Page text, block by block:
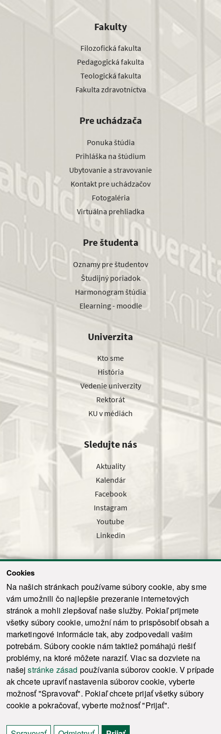
Cookies
Na našich stránkach používame súbory cookie, aby sme
vám umožnili čo najlepšie prezeranie internetových
stránok a mohli zlepšovať naše služby. Pokiaľ prijmete
všetky súbory cookie, umožní nám to prispôsobiť obsah a
marketingové informácie tak, aby zodpovedali vašim
potrebám. Súbory cookie nám taktiež pomáhajú riešiť
problémy, na ktoré môžete naraziť. Viac sa dozviete na
našejstránke zásad používania súborov cookie. V prípade
ak chcete upraviť nastavenia súborov cookie, vyberte
možnosť "Spravovať". Pokiaľ chcete prijať všetky súbory
cookie a pokračovať, vyberte možnosť "Prijať".
Fakulty
Filozofická fakulta
Pedagogická fakulta
Teologická fakulta
Fakulta zdravotníctva
Pre uchádzača
Ponuka štúdia
Prihláška na štúdium
Ubytovanie a stravovanie
Kontakt pre uchádzačov
Fotogaléria
Virtuálna prehliadka
Pre študenta
Oznamy pre študentov
Študijný poriadok
Harmonogram štúdia
Elearning - moodle
Univerzita
Kto sme
História
Vedenie univerzity
Rektorát
KU v médiách
Sledujte nás
Aktuality
Kalendár
Facebook
Instagram
Youtube
Linkedin
Odoslať
© 2021-2026 ku.sk. Všetky práva vyhradené. | Ochrana osobných údajov
Vyhlásenie o prístupnosti |
Admin
This site is protected by reCAPTCHA and the Google Privacy Policy and Terms of
Service
apply.